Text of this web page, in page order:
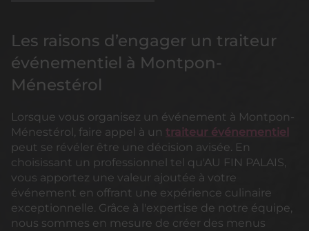
Les raisons d’engager un traiteur
événementiel à Montpon-
Ménestérol
Lorsque vous organisez un événement à Montpon-
Ménestérol, faire appel à un traiteur événementiel
peut se révéler être une décision avisée. En
choisissant un professionnel tel qu'AU FIN PALAIS,
vous apportez une valeur ajoutée à votre
événement en offrant une expérience culinaire
exceptionnelle. Grâce à l'expertise de notre équipe,
nous sommes en mesure de créer des menus